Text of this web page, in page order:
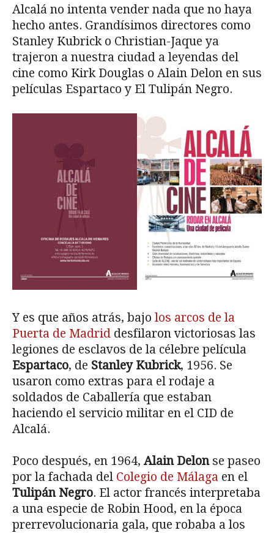
Alcalá no intenta vender nada que no haya
hecho antes. Grandísimos directores como
Stanley Kubrick o Christian-Jaque ya
trajeron a nuestra ciudad a leyendas del
cine como Kirk Douglas o Alain Delon en sus
películas Espartaco y El Tulipán Negro.
Y es que años atrás, bajo los arcos de la
Puerta de Madrid desfilaron victoriosas las
legiones de esclavos de la célebre película
Espartaco, de Stanley Kubrick, 1956. Se
usaron como extras para el rodaje a
soldados de Caballería que estaban
haciendo el servicio militar en el CID de
Alcalá.
Poco después, en 1964, Alain Delonse paseo
por la fachada del Colegio de Málaga en el
Tulipán Negro. El actor francés interpretaba
a una especie de Robin Hood, en la época
prerrevolucionaria gala, que robaba a los